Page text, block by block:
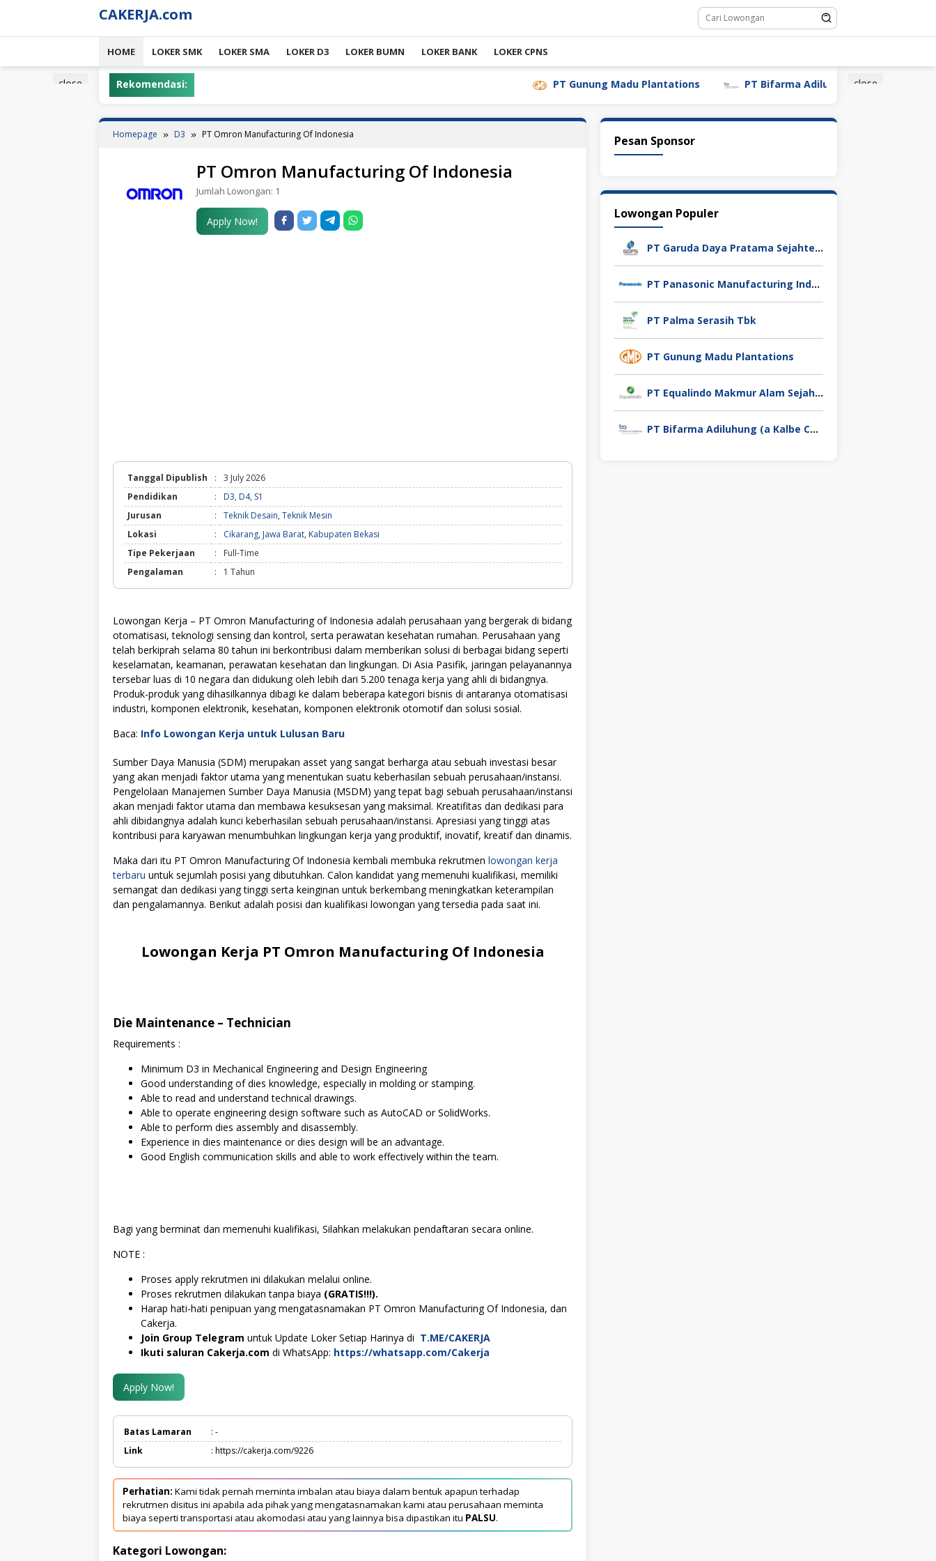
content
CAKERJA.com
HOME LOKER SMK LOKER SMA LOKER D3 LOKER BUMN LOKER BANK LOKER CPNS
close close
Rekomendasi: PT Gunung Madu Plantations PT Bifarma Adiluhung (a Kalbe Company)
Homepage D3 PT Omron Manufacturing Of Indonesia
PT Omron Manufacturing Of Indonesia
Jumlah Lowongan: 1
Apply Now!
Tanggal Dipublish :
3 July 2026
Pendidikan
: D3, D4, S1
Jurusan
: Teknik Desain, Teknik Mesin
Lokasi
: Cikarang, Jawa Barat, Kabupaten Bekasi
Tipe Pekerjaan
:
Full-Time
Pengalaman
: 1 Tahun
Lowongan Kerja – PT Omron Manufacturing of Indonesia adalah perusahaan yang bergerak di bidang
otomatisasi, teknologi sensing dan kontrol, serta perawatan kesehatan rumahan. Perusahaan yang
telah berkiprah selama 80 tahun ini berkontribusi dalam memberikan solusi di berbagai bidang seperti
keselamatan, keamanan, perawatan kesehatan dan lingkungan. Di Asia Pasifik, jaringan pelayanannya
tersebar luas di 10 negara dan didukung oleh lebih dari 5.200 tenaga kerja yang ahli di bidangnya.
Produk-produk yang dihasilkannya dibagi ke dalam beberapa kategori bisnis di antaranya otomatisasi
industri, komponen elektronik, kesehatan, komponen elektronik otomotif dan solusi sosial.
Baca: Info Lowongan Kerja untuk Lulusan Baru
Sumber Daya Manusia (SDM) merupakan asset yang sangat berharga atau sebuah investasi besar
yang akan menjadi faktor utama yang menentukan suatu keberhasilan sebuah perusahaan/instansi.
Pengelolaan Manajemen Sumber Daya Manusia (MSDM) yang tepat bagi sebuah perusahaan/instansi
akan menjadi faktor utama dan membawa kesuksesan yang maksimal. Kreatifitas dan dedikasi para
ahli dibidangnya adalah kunci keberhasilan sebuah perusahaan/instansi. Apresiasi yang tinggi atas
kontribusi para karyawan menumbuhkan lingkungan kerja yang produktif, inovatif, kreatif dan dinamis.
Maka dari itu PT Omron Manufacturing Of Indonesia kembali membuka rekrutmen lowongan kerja
terbaru untuk sejumlah posisi yang dibutuhkan. Calon kandidat yang memenuhi kualifikasi, memiliki
semangat dan dedikasi yang tinggi serta keinginan untuk berkembang meningkatkan keterampilan
dan pengalamannya. Berikut adalah posisi dan kualifikasi lowongan yang tersedia pada saat ini.
Lowongan Kerja PT Omron Manufacturing Of Indonesia
Die Maintenance – Technician
Requirements :
Minimum D3 in Mechanical Engineering and Design Engineering
Good understanding of dies knowledge, especially in molding or stamping.
Able to read and understand technical drawings.
Able to operate engineering design software such as AutoCAD or SolidWorks.
Able to perform dies assembly and disassembly.
Experience in dies maintenance or dies design will be an advantage.
Good English communication skills and able to work effectively within the team.
Bagi yang berminat dan memenuhi kualifikasi, Silahkan melakukan pendaftaran secara online.
NOTE :
Proses apply rekrutmen ini dilakukan melalui online.
Proses rekrutmen dilakukan tanpa biaya (GRATIS!!!).
Harap hati-hati penipuan yang mengatasnamakan PT Omron Manufacturing Of Indonesia, dan
Cakerja.
Join Group Telegram untuk Update Loker Setiap Harinya di T.ME/CAKERJA
Ikuti saluran Cakerja.com di WhatsApp: https://whatsapp.com/Cakerja
Apply Now!
Batas Lamaran
: -
Link
: https://cakerja.com/9226
Perhatian: Kami tidak pernah meminta imbalan atau biaya dalam bentuk apapun terhadap
rekrutmen disitus ini apabila ada pihak yang mengatasnamakan kami atau perusahaan meminta
biaya seperti transportasi atau akomodasi atau yang lainnya bisa dipastikan itu PALSU.
Kategori Lowongan:
Pesan Sponsor
Lowongan Populer
PT Garuda Daya Pratama Sejahtera
PT Panasonic Manufacturing Indonesia
PT Palma Serasih Tbk
PT Gunung Madu Plantations
PT Equalindo Makmur Alam Sejahtera (Equalindo Group)
PT Bifarma Adiluhung (a Kalbe Company)